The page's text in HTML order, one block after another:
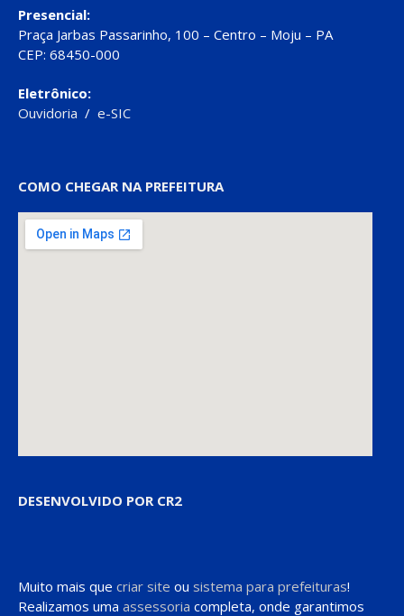
Presencial:
Praça Jarbas Passarinho, 100 – Centro – Moju – PA
CEP: 68450-000
Eletrônico:
Ouvidoria / e-SIC
COMO CHEGAR NA PREFEITURA
DESENVOLVIDO POR CR2
Muito mais que criar site ou sistema para prefeituras!
Realizamos uma assessoria completa, onde garantimos